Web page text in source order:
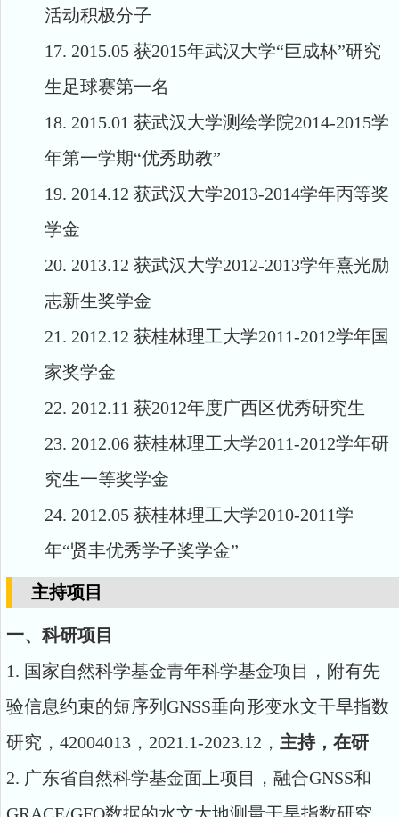
活动积极分子
17. 2015.05 获2015年武汉大学“巨成杯”研究
生足球赛第一名
18. 2015.01 获武汉大学测绘学院2014-2015学
年第一学期“优秀助教”
19. 2014.12 获武汉大学2013-2014学年丙等奖
学金
20. 2013.12 获武汉大学2012-2013学年熹光励
志新生奖学金
21. 2012.12 获桂林理工大学2011-2012学年国
家奖学金
22. 2012.11 获2012年度广西区优秀研究生
23. 2012.06 获桂林理工大学2011-2012学年研
究生一等奖学金
24. 2012.05 获桂林理工大学2010-2011学
年“贤丰优秀学子奖学金”
主持项目
一、科研项目
1. 国家自然科学基金青年科学基金项目，附有先
验信息约束的短序列 GNSS垂向形变水文干旱指数
研究， 42004013 ， 2021.1-2023.12 ， 主持，在研
2. 广东省自然科学基金面上项目 ， 融合GNSS和